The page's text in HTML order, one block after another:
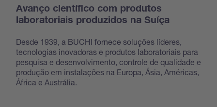
Avanço científico com produtos
laboratoriais produzidos na Suíça
Desde 1939, a BUCHI fornece soluções líderes,
tecnologias inovadoras e produtos laboratoriais para
pesquisa e desenvolvimento, controle de qualidade e
produção em instalações na Europa, Ásia, Américas,
África e Austrália.